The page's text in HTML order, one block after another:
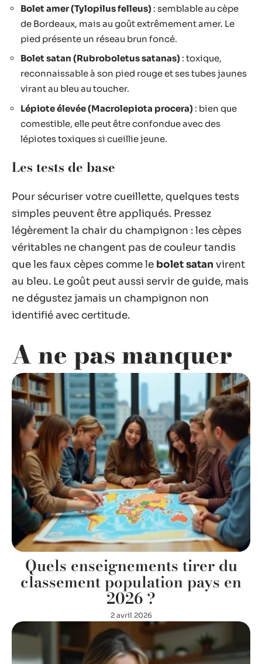
Bolet amer (Tylopilus felleus) : semblable au cèpe
de Bordeaux, mais au goût extrêmement amer. Le
pied présente un réseau brun foncé.
Bolet satan (Rubroboletus satanas) : toxique,
reconnaissable à son pied rouge et ses tubes jaunes
virant au bleu au toucher.
Lépiote élevée (Macrolepiota procera) : bien que
comestible, elle peut être confondue avec des
lépiotes toxiques si cueillie jeune.
Les tests de base
Pour sécuriser votre cueillette, quelques tests
simples peuvent être appliqués. Pressez
légèrement la chair du champignon : les cèpes
véritables ne changent pas de couleur tandis
que les faux cèpes comme le bolet satan virent
au bleu. Le goût peut aussi servir de guide, mais
ne dégustez jamais un champignon non
identifié avec certitude.
A ne pas manquer
Quels enseignements tirer du
classement population pays en
2026 ?
2 avril 2026